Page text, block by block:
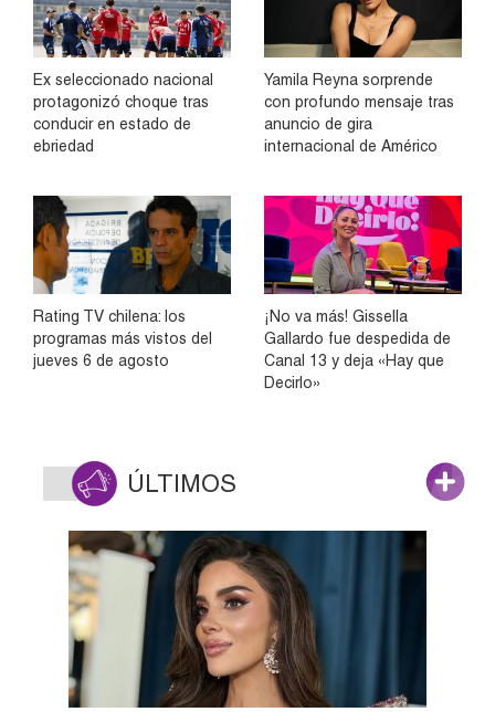
Ex seleccionado nacional
protagonizó choque tras
conducir en estado de
ebriedad
Yamila Reyna sorprende
con profundo mensaje tras
anuncio de gira
internacional de Américo
Rating TV chilena: los
programas más vistos del
jueves 6 de agosto
¡No va más! Gissella
Gallardo fue despedida de
Canal 13 y deja «Hay que
Decirlo»
ÚLTIMOS